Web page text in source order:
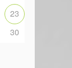
23
30